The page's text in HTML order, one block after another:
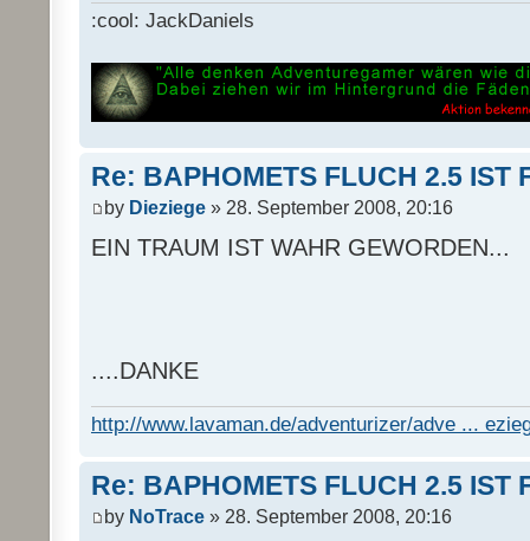
:cool: JackDaniels
Re: BAPHOMETS FLUCH 2.5 IST
by Dieziege » 28. September 2008, 20:16
EIN TRAUM IST WAHR GEWORDEN...
....DANKE
http://www.lavaman.de/adventurizer/adve ...
Re: BAPHOMETS FLUCH 2.5 IST
by NoTrace » 28. September 2008, 20:16